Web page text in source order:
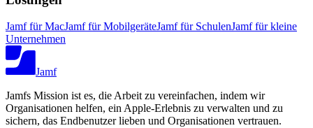
Jamf für MacJamf für MobilgeräteJamf für SchulenJamf für kleine
Unternehmen
Jamf
Jamfs Mission ist es, die Arbeit zu vereinfachen, indem wir
Organisationen helfen, ein Apple-Erlebnis zu verwalten und zu
sichern, das Endbenutzer lieben und Organisationen vertrauen.